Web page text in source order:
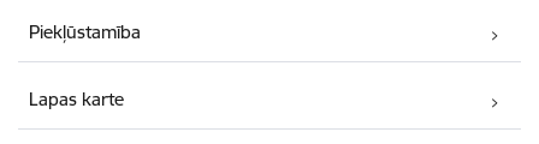
Piekļūstamība
Lapas karte